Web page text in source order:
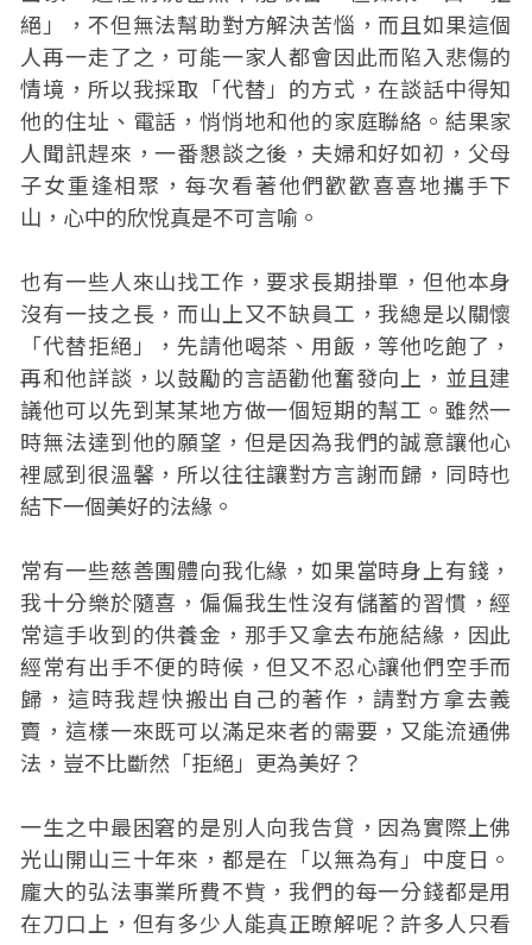
絕」，不但無法幫助對方解決苦惱，而且如果這個
人再一走了之，可能一家人都會因此而陷入悲傷的
情境，所以我採取「代替」的方式，在談話中得知
他的住址、電話，悄悄地和他的家庭聯絡。結果家
人聞訊趕來，一番懇談之後，夫婦和好如初，父母
子女重逢相聚，每次看著他們歡歡喜喜地攜手下
山，心中的欣悅真是不可言喻。
也有一些人來山找工作，要求長期掛單，但他本身
沒有一技之長，而山上又不缺員工，我總是以關懷
「代替拒絕」，先請他喝茶、用飯，等他吃飽了，
再和他詳談，以鼓勵的言語勸他奮發向上，並且建
議他可以先到某某地方做一個短期的幫工。雖然一
時無法達到他的願望，但是因為我們的誠意讓他心
裡感到很溫馨，所以往往讓對方言謝而歸，同時也
結下一個美好的法緣。
常有一些慈善團體向我化緣，如果當時身上有錢，
我十分樂於隨喜，偏偏我生性沒有儲蓄的習慣，經
常這手收到的供養金，那手又拿去布施結緣，因此
經常有出手不便的時候，但又不忍心讓他們空手而
歸，這時我趕快搬出自己的著作，請對方拿去義
賣，這樣一來既可以滿足來者的需要，又能流通佛
法，豈不比斷然「拒絕」更為美好？
一生之中最困窘的是別人向我告貸，因為實際上佛
光山開山三十年來，都是在「以無為有」中度日。
龐大的弘法事業所費不貲，我們的每一分錢都是用
在刀口上，但有多少人能真正瞭解呢？許多人只看